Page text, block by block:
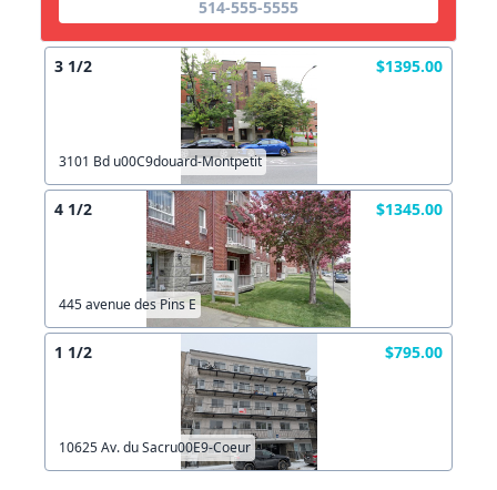
514-555-5555
3 1/2 $1395.00
3101 Bd u00C9douard-Montpetit
4 1/2 $1345.00
445 avenue des Pins E
1 1/2 $795.00
10625 Av. du Sacru00E9-Coeur